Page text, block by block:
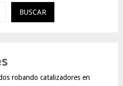
BUSCAR
robando catalizadores en